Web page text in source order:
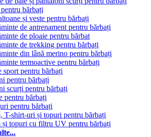
bărbați
și veste pentru bărbați
de antrenament pentru bărbați
de ploaie pentru bărbat
de trekking pentru bărbați
din lână merino pentru bărbați
termoactive pentru bărbați
sport pentru bărbați
pentru bărbați
scurți pentru bărbați
pentru bărbați
pentru bărbați
T-shirt-uri și topuri pentru bărbați
și topuri cu filtru UV pentru bărbați